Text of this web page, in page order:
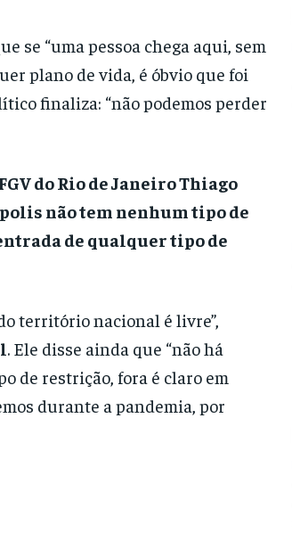
se “uma pessoa chega aqui, sem
plano de vida, é óbvio que foi
finaliza: “não podemos perder
do Rio de Janeiro Thiago
não tem nenhum tipo de
de qualquer tipo de
território nacional é livre”,
. Ele disse ainda que “não há
de restrição, fora é claro em
durante a pandemia, por